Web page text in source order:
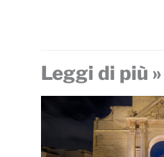
Leggi di più »